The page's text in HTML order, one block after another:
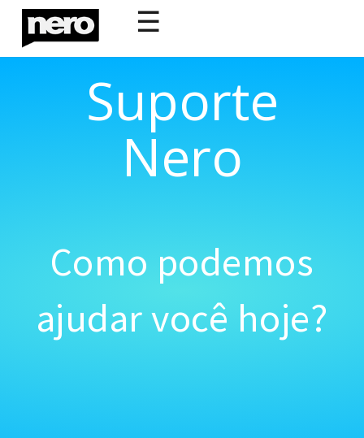
☰
Suporte
Nero
Como podemos
ajudar você hoje?